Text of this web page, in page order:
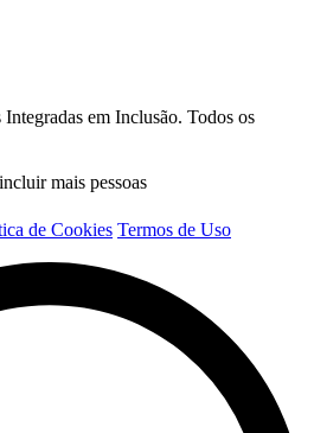
em Inclusão. Todos os
mais pessoas
de Cookies Termos de Uso